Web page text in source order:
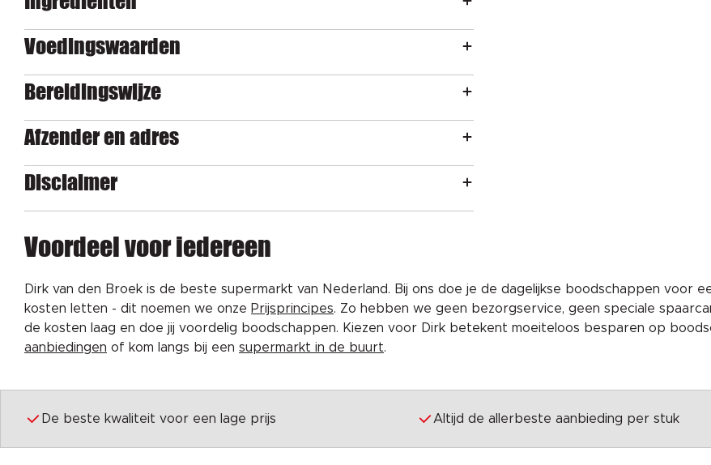
Voedingswaarden
Bereidingswijze
Afzender en adres
Disclaimer
Voordeel voor iedereen
Dirk van den Broek is de beste supermarkt van Nederland. Bij ons doe je de dagelijkse boodschappen voor
kosten letten - dit noemen we onze Prijsprincipes. Zo hebben we geen bezorgservice, geen speciale
de kosten laag en doe jij voordelig boodschappen. Kiezen voor Dirk betekent moeiteloos besparen op
aanbiedingen of kom langs bij een supermarkt in de buurt.
De beste kwaliteit voor een lage prijs Altijd de allerbeste aanbieding per stuk